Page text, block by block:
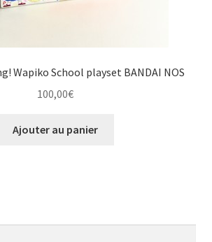
Wapiko School playset BANDAI NOS
100,00€
Ajouter au panier